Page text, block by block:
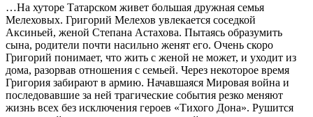
…На хуторе Татарском живет большая дружная семья
Мелеховых. Григорий Мелехов увлекается соседкой
Аксиньей, женой Степана Астахова. Пытаясь образумить
сына, родители почти насильно женят его. Очень скоро
Григорий понимает, что жить с женой не может, и уходит из
дома, разорвав отношения с семьей. Через некоторое время
Григория забирают в армию. Начавшаяся Мировая война и
последовавшие за ней трагические события резко меняют
жизнь всех без исключения героев «Тихого Дона». Рушится